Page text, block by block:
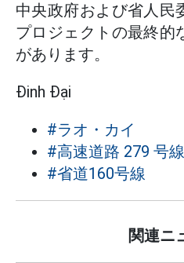
中央政府および省人民
プロジェクトの最終的
があります。
Đinh Đại
#ラオ・カイ
#高速道路 279 号線
#省道160号線
関連ニ